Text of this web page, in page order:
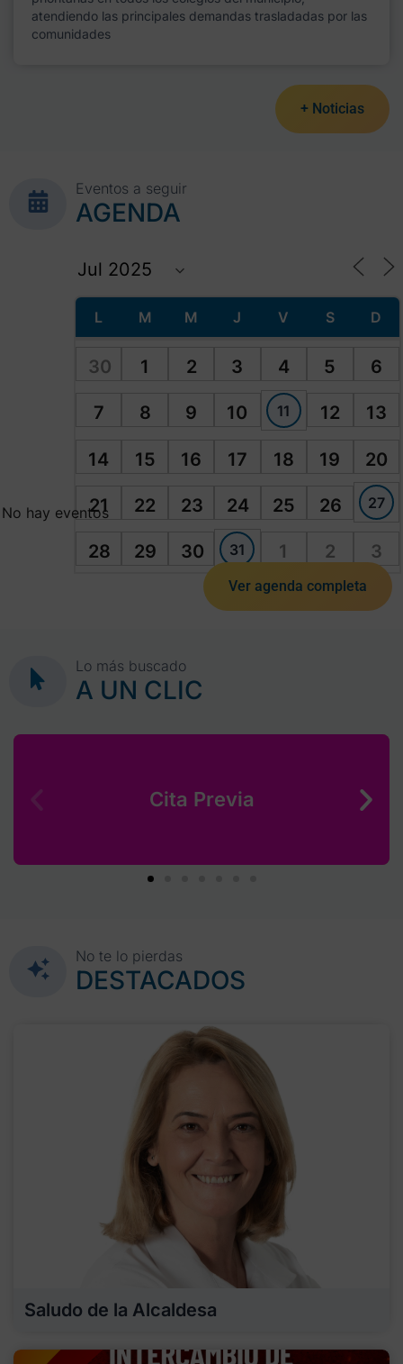
atendiendo las principales demandas trasladadas por las
comunidades
+ Noticias
Eventos a seguir
AGENDA
L M M J V S D
30 1 2 3 4 5 6
7 8 9 10 11 12 13
14 15 16 17 18 19 20
21 22 23 24 25 26 27
28 29 30 31 1 2 3
No hay eventos
Ver agenda completa
Lo más buscado
A UN CLIC
Cita Previa
No te lo pierdas
DESTACADOS
Saludo de la Alcaldesa